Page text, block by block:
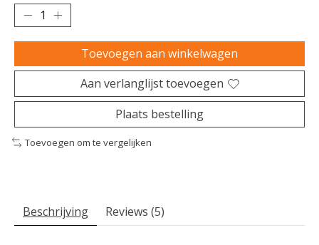
Toevoegen aan winkelwagen
Aan verlanglijst toevoegen
Plaats bestelling
Toevoegen om te vergelijken
Beschrijving Reviews (5)